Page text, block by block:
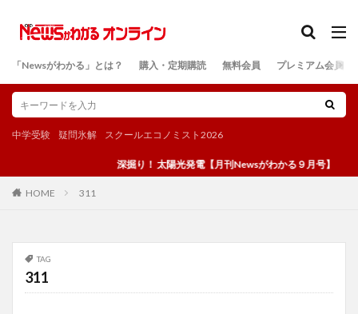
「Newsがわかる」とは？ 購入・定期購読 無料会員 プレミアム会員
中学受験 疑問氷解 スクールエコノミスト2026
深掘り！ 太陽光発電【月刊Newsがわかる９月号】
HOME 311
TAG
311
検索